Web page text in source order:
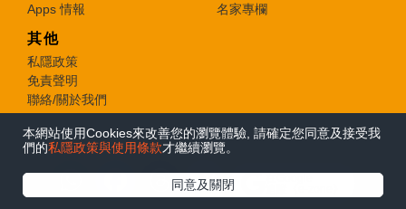
本網站使用Cookies來改善您的瀏覽體驗, 請確定您同意及接受我
們的私隱政策與使用條款才繼續瀏覽。
同意及關閉
Apps 情報
名家專欄
其他
私隱政策
免責聲明
聯絡/關於我們
© 2026 e-zone. All Rights Reserved.